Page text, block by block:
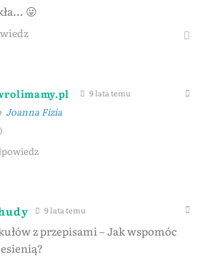
😛
9 lata temu
Joanna Fizia
9 lata temu
z przepisami – Jak wspomóc